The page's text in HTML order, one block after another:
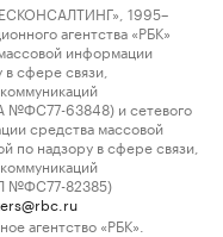
1995–
агентства «РБК»
информации
сфере связи,
№ФС77-63848) и сетевого
средства массовой
по надзору в сфере связи,
№ФС77-82385)
агентство «РБК».